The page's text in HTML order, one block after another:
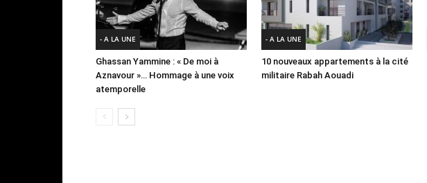
- A LA UNE
Ghassan Yammine : « De moi à
Aznavour »… Hommage à une voix
atemporelle
- A LA UNE
10 nouveaux appartements à la cité
militaire Rabah Aouadi